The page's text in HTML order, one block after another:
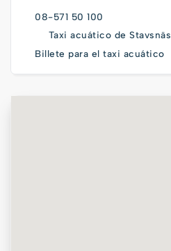
08-571 50 100
Taxi acuático de Stavsnäs
Billete para el taxi acuático